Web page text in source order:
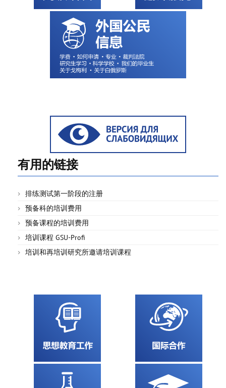
有用的链接
排练测试第一阶段的注册
预备科的培训费用
预备课程的培训费用
培训课程 GSU-Profi
培训和再培训研究所邀请培训课程